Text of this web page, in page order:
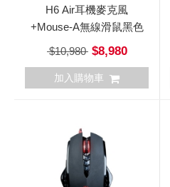
H6 Air耳機麥克風
+Mouse-A無線滑鼠黑色
$10,980$8,980
加入購物車